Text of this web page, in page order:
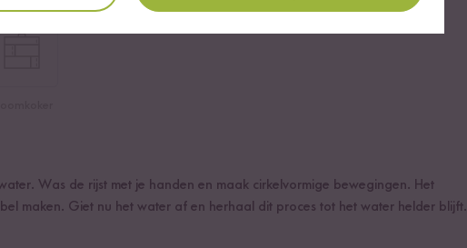
Was de rijst met je handen en maak cirkelvormige bewegingen. Het
maken. Giet nu het water af en herhaal dit proces tot het water helder blijft.